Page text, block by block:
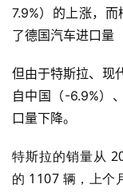
7.9%）的上涨，
了德国汽车进口量
但由于特斯拉、现
自中国（-6.9%）
口量下降。
特斯拉的销量从
的 1107 辆，上个